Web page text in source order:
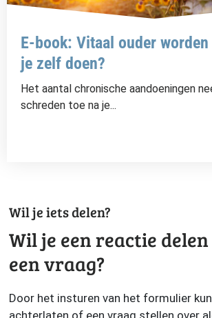
E-book: Vitaal ouder
je zelf doen?
Het aantal chronische aandoeningen
schreden toe na je...
Wil je iets delen?
Wil je een reactie
een vraag?
Door het insturen van het formulier
achterlaten of een vraag stellen over